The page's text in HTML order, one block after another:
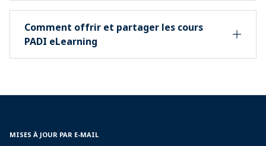
Comment offrir et partager les cours
PADI eLearning
MISES À JOUR PAR E-MAIL